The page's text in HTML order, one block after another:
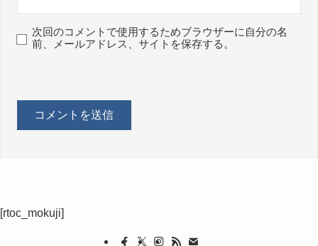
次回のコメントで使用するためブラウザーに自分の名
前、メールアドレス、サイトを保存する。
[rtoc_mokuji]